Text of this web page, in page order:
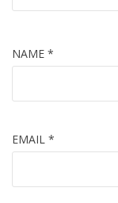
NAME *
EMAIL *